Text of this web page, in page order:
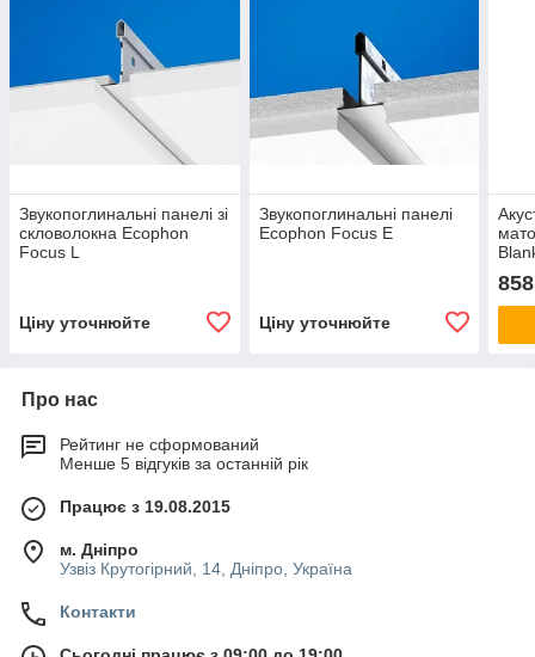
Звукопоглинальні панелі зі
скловолокна Ecophon
Focus L
Ціну уточнюйте
Звукопоглинальні панелі
Ecophon Focus E
Ціну уточнюйте
Про нас
Рейтинг не сформований
Менше 5 відгуків за останній рік
Працює з 19.08.2015
м. Дніпро
Узвіз Крутогірний, 14, Дніпро, Україна
Контакти